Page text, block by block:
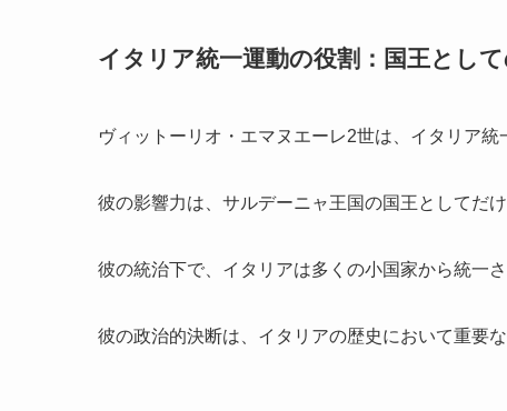
イタリア統一運動の役割：国王とし
ヴィットーリオ・エマヌエーレ2世は、イタリア
彼の影響力は、サルデーニャ王国の国王としてだ
彼の統治下で、イタリアは多くの小国家から統一
彼の政治的決断は、イタリアの歴史において重要